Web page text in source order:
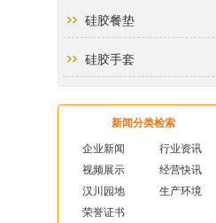
硅胶餐垫
硅胶手套
硅胶玻纤垫
硅胶隔热垫
新闻分类检索
企业新闻
行业资讯
视频展示
经营快讯
汉川园地
生产环境
荣誉证书